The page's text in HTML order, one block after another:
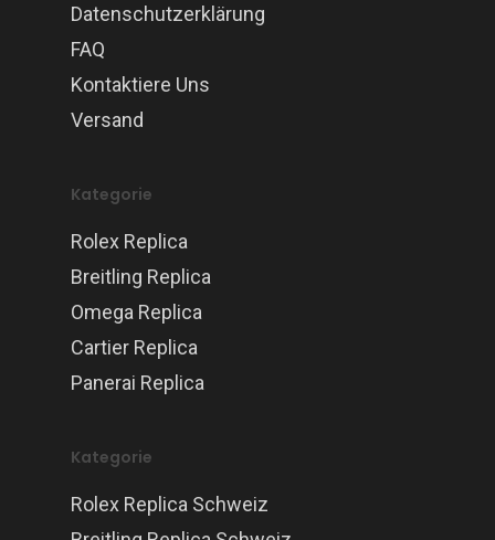
Datenschutzerklärung
FAQ
Kontaktiere Uns
Versand
Kategorie
Rolex Replica
Breitling Replica
Omega Replica
Cartier Replica
Panerai Replica
Kategorie
Rolex Replica Schweiz